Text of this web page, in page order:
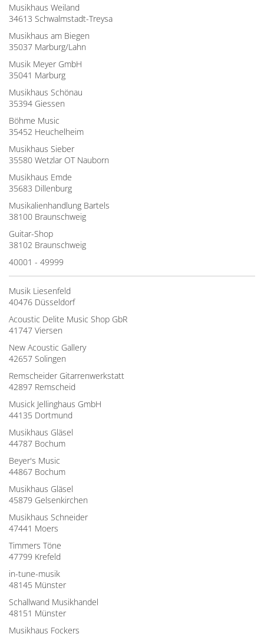
Musikhaus Weiland
34613 Schwalmstadt-Treysa
Musikhaus am Biegen
35037 Marburg/Lahn
Musik Meyer GmbH
35041 Marburg
Musikhaus Schönau
35394 Giessen
Böhme Music
35452 Heuchelheim
Musikhaus Sieber
35580 Wetzlar OT Nauborn
Musikhaus Emde
35683 Dillenburg
Musikalienhandlung Bartels
38100 Braunschweig
Guitar-Shop
38102 Braunschweig
40001 - 49999
Musik Liesenfeld
40476 Düsseldorf
Acoustic Delite Music Shop GbR
41747 Viersen
New Acoustic Gallery
42657 Solingen
Remscheider Gitarrenwerkstatt
42897 Remscheid
Musick Jellinghaus GmbH
44135 Dortmund
Musikhaus Gläsel
44787 Bochum
Beyer's Music
44867 Bochum
Musikhaus Gläsel
45879 Gelsenkirchen
Musikhaus Schneider
47441 Moers
Timmers Töne
47799 Krefeld
in-tune-musik
48145 Münster
Schallwand Musikhandel
48151 Münster
Musikhaus Fockers